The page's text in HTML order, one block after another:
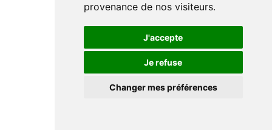
provenance de nos visiteurs.
J'accepte
Je refuse
Changer mes préférences